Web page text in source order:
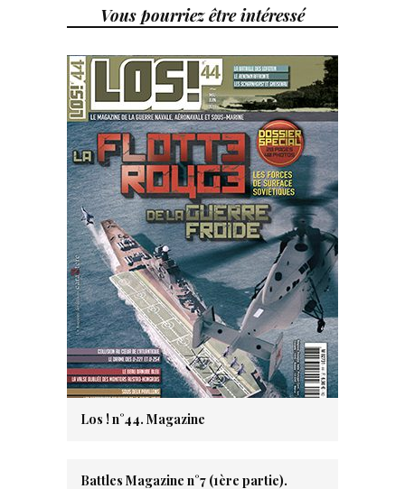
Vous pourriez être intéressé
Los ! n°44. Magazine
Battles Magazine n°7 (1ère partie).